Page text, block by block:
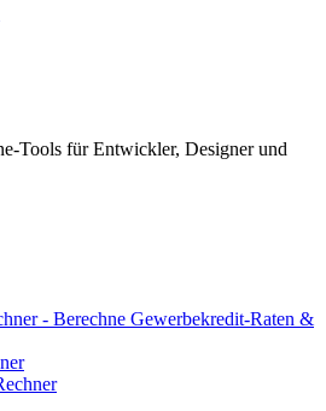
Tools für Entwickler, Designer und
- Berechne Gewerbekredit-Raten &